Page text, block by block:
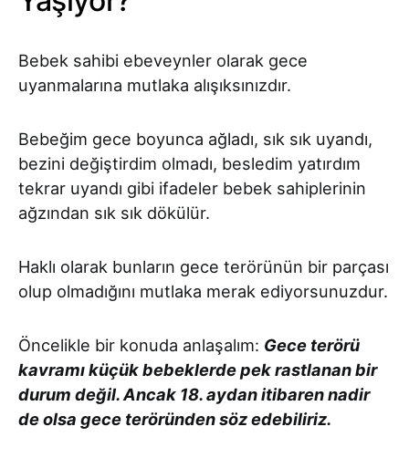
Bebek sahibi ebeveynler olarak gece
uyanmalarına mutlaka alışıksınızdır.
Bebeğim gece boyunca ağladı, sık sık uyandı,
bezini değiştirdim olmadı, besledim yatırdım
tekrar uyandı gibi ifadeler bebek sahiplerinin
ağzından sık sık dökülür.
Haklı olarak bunların gece terörünün bir parçası
olup olmadığını mutlaka merak ediyorsunuzdur.
Öncelikle bir konuda anlaşalım: Gece terörü
kavramı küçük bebeklerde pek rastlanan bir
durum değil. Ancak 18. aydan itibaren nadir
de olsa gece teröründen söz edebiliriz.